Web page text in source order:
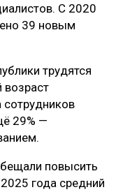
С 2020
39 новым
трудятся
возраст
сотрудников
29% —
повысить
года средний